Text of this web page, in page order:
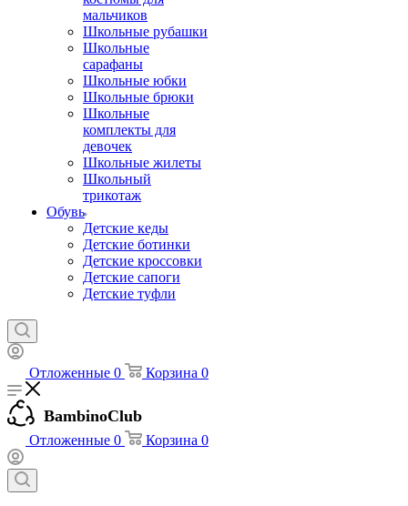
мальчиков
Школьные рубашки
Школьные
сарафаны
Школьные юбки
Школьные брюки
Школьные
комплекты для
девочек
Школьные жилеты
Школьный
трикотаж
Обувь
Детские кеды
Детские ботинки
Детские кроссовки
Детские сапоги
Детские туфли
Отложенные 0 Корзина 0
BambinoClub
Отложенные 0 Корзина 0